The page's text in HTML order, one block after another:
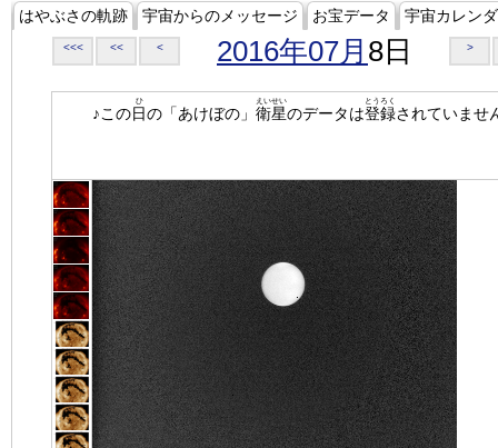
はやぶさの軌跡 宇宙からのメッセージ お宝データ 宇宙カレン
<<< << < 2016年07月 8日 >
♪この日
ひ
の「あけぼの」 衛星
えいせい
のデータは登録
とうろく
されていませ